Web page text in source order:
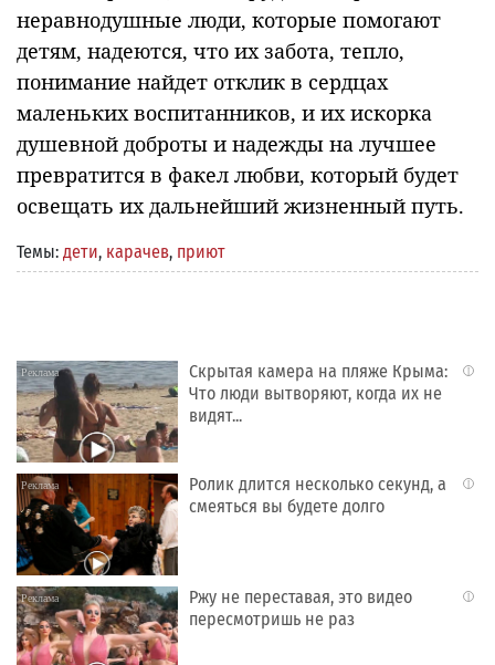
неравнодушные люди, которые помогают
детям, надеются, что их забота, тепло,
понимание найдет отклик в сердцах
маленьких воспитанников, и их искорка
душевной доброты и надежды на лучшее
превратится в факел любви, который будет
освещать их дальнейший жизненный путь.
Темы: дети, карачев, приют
i
Скрытая камера на пляже Крыма:
Что люди вытворяют, когда их не
видят...
i
Ролик длится несколько секунд, а
смеяться вы будете долго
i
Ржу не переставая, это видео
пересмотришь не раз